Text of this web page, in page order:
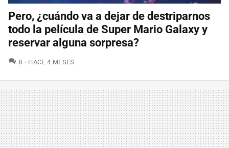
Pero, ¿cuándo va a dejar de destriparnos
todo la película de Super Mario Galaxy y
reservar alguna sorpresa?
8 COMENTARIOS
HACE 4 MESES